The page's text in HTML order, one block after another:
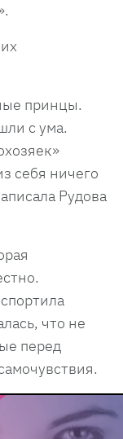
принцы.
с ума.
себя ничего
Рудова
что не
перед